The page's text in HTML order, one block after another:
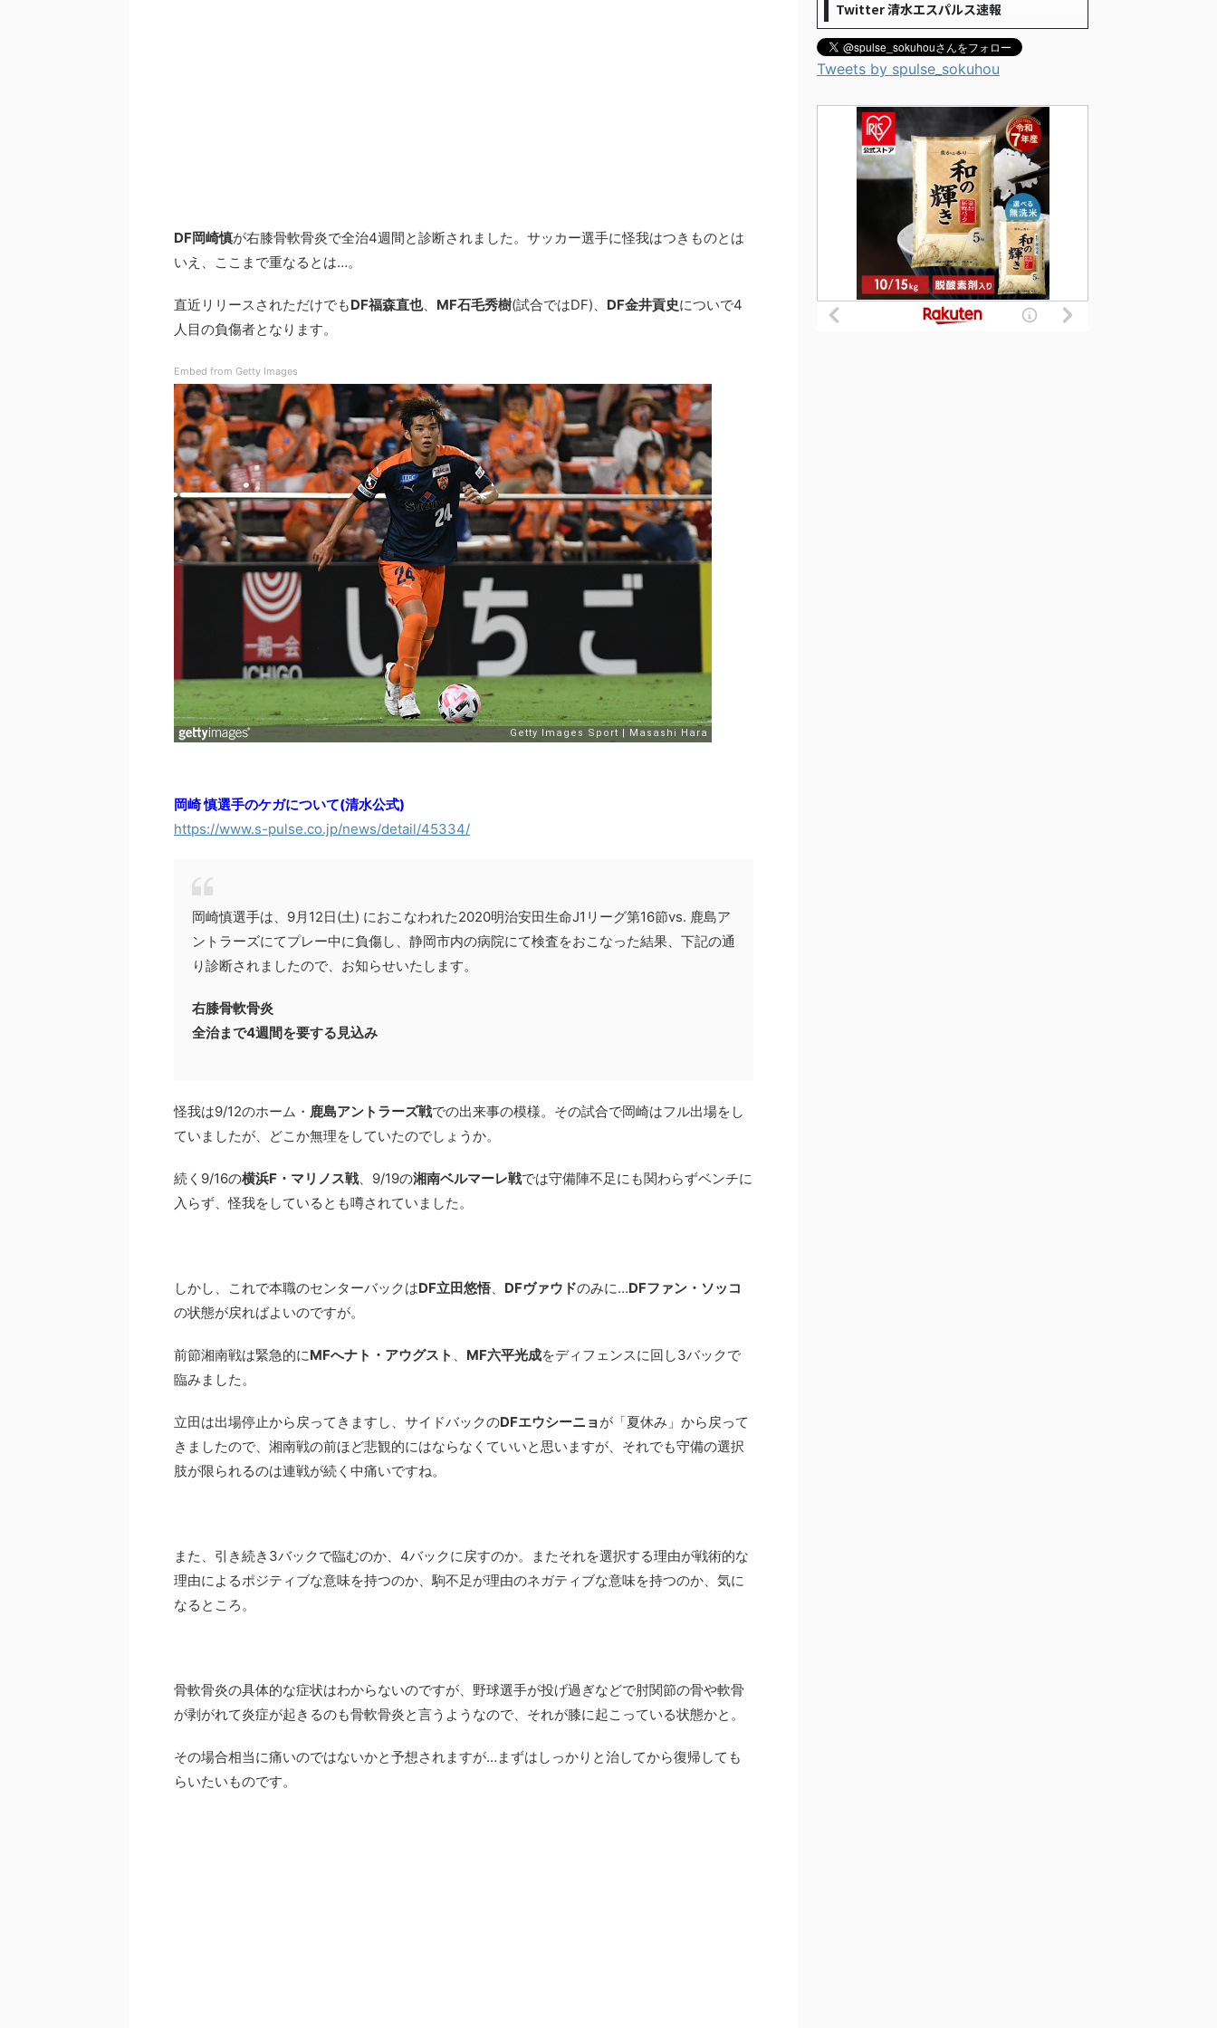
DF岡崎慎が右膝骨軟骨炎で全治4週間と診断されました。サッカー選手に怪我はつきものとは
いえ、ここまで重なるとは…。
直近リリースされただけでもDF福森直也、 MF石毛秀樹(試合ではDF)、 DF金井貢史についで4
人目の負傷者となります。
Embed from Getty Images
岡崎 慎選手のケガについて(清水公式)
https://www.s-pulse.co.jp/news/detail/45334/
岡崎慎選手は、9月12日(土) におこなわれた2020明治安田生命J1リーグ第16節vs. 鹿島ア
ントラーズにてプレー中に負傷し、静岡市内の病院にて検査をおこなった結果、下記の通
り診断されましたので、お知らせいたします。
右膝骨軟骨炎
全治まで4週間を要する見込み
怪我は9/12のホーム・ 鹿島アントラーズ戦での出来事の模様。その試合で岡崎はフル出場をし
ていましたが、どこか無理をしていたのでしょうか。
続く9/16の横浜F・マリノス戦、9/19の湘南ベルマーレ戦では守備陣不足にも関わらずベンチに
入らず、怪我をしているとも噂されていました。
しかし、これで本職のセンターバックはDF立田悠悟、 DFヴァウドのみに…DFファン・ソッコ
の状態が戻ればよいのですが。
前節湘南戦は緊急的にMFへナト・アウグスト 、 MF六平光成をディフェンスに回し3バックで
臨みました。
立田は出場停止から戻ってきますし、サイドバックのDFエウシーニョ が「夏休み」から戻って
きましたので、湘南戦の前ほど悲観的にはならなくていいと思いますが、それでも守備の選択
肢が限られるのは連戦が続く中痛いですね。
また、引き続き3バックで臨むのか、4バックに戻すのか。またそれを選択する理由が戦術的な
理由によるポジティブな意味を持つのか、駒不足が理由のネガティブな意味を持つのか、気に
なるところ。
骨軟骨炎の具体的な症状はわからないのですが、野球選手が投げ過ぎなどで肘関節の骨や軟骨
が剥がれて炎症が起きるのも骨軟骨炎と言うようなので、それが膝に起こっている状態かと。
その場合相当に痛いのではないかと予想されますが…まずはしっかりと治してから復帰しても
らいたいものです。
Twitter 清水エスパルス速報
Tweets by spulse_sokuhou